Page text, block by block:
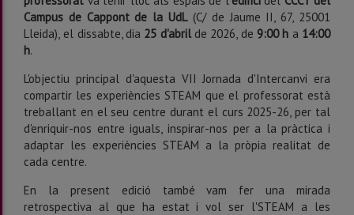
Campus de Cappont de la UdL(C/ de Jaume II, 67, 25001
Lleida), el dissabte, dia 25 d'abril de 2026, de 9:00 h a 14:00
h.
L'objectiu principal d'aquesta VII Jornada d'Intercanvi era
compartir les experiències STEAM que el professorat està
treballant en el seu centre durant el curs 2025-26, per tal
d'enriquir-nos entre iguals, inspirar-nos per a la pràctica i
adaptar les experiències STEAM a la pròpia realitat de
cada centre.
En la present edició també vam fer una mirada
retrospectiva al que ha estat i vol ser l'STEAM a les